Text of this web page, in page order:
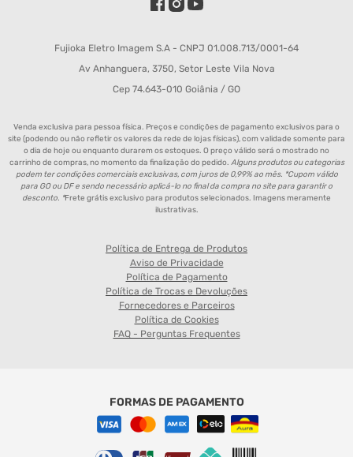
Fujioka Eletro Imagem S.A - CNPJ 01.008.713/0001-64
Av Anhanguera, 3750, Setor Leste Vila Nova
Cep 74.643-010 Goiânia / GO
Venda exclusiva para pessoa física. Preços e condições de pagamento exclusivos para o
site (podendo ou não refletir os valores da rede de lojas físicas), com validade somente para
o dia de hoje ou enquanto durarem os estoques. O preço válido será o mostrado no
carrinho de compras, no momento da finalização do pedido. Alguns produtos ou categorias
podem ter condições comerciais exclusivas, com juros de 0,99% ao mês. *Cupom válido
para GO ou DF e sendo necessário aplicá-lo no final da compra no site para garantir o
desconto. *Frete grátis exclusivo para produtos selecionados. Imagens meramente
ilustrativas.
Política de Entrega de Produtos
Aviso de Privacidade
Política de Pagamento
Política de Trocas e Devoluções
Fornecedores e Parceiros
Política de Cookies
FAQ - Perguntas Frequentes
FORMAS DE PAGAMENTO